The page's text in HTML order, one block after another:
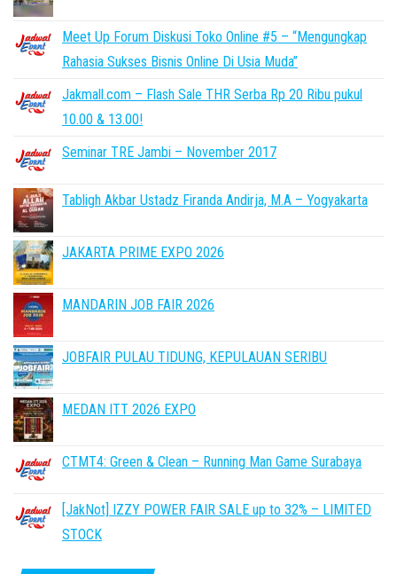
Meet Up Forum Diskusi Toko Online #5 – “Mengungkap
Rahasia Sukses Bisnis Online Di Usia Muda”
Jakmall.com – Flash Sale THR Serba Rp 20 Ribu pukul
10.00 & 13.00!
Seminar TRE Jambi – November 2017
Tabligh Akbar Ustadz Firanda Andirja, M.A – Yogyakarta
JAKARTA PRIME EXPO 2026
MANDARIN JOB FAIR 2026
JOBFAIR PULAU TIDUNG, KEPULAUAN SERIBU
MEDAN ITT 2026 EXPO
CTMT4: Green & Clean – Running Man Game Surabaya
[JakNot] IZZY POWER FAIR SALE up to 32% – LIMITED
STOCK